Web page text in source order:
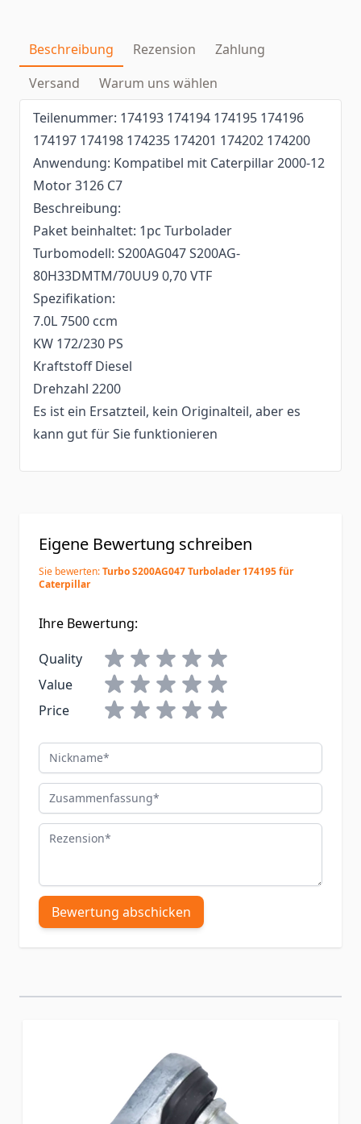
Beschreibung Rezension
Zahlung
Versand
Warum uns wählen
Teilenummer: 174193 174194 174195 174196
174197 174198 174235 174201 174202 174200
Anwendung: Kompatibel mit Caterpillar 2000-12
Motor 3126 C7
Beschreibung:
Paket beinhaltet: 1pc Turbolader
Turbomodell: S200AG047 S200AG-
80H33DMTM/70UU9 0,70 VTF
Spezifikation:
7.0L 7500 ccm
KW 172/230 PS
Kraftstoff Diesel
Drehzahl 2200
Es ist ein Ersatzteil, kein Originalteil, aber es
kann gut für Sie funktionieren
Eigene Bewertung schreiben
Sie bewerten:Turbo S200AG047 Turbolader 174195 für
Caterpillar
Ihre Bewertung:
Quality
Value
Price
Nickname
Zusammenfassung
Rezension
Bewertung abschicken